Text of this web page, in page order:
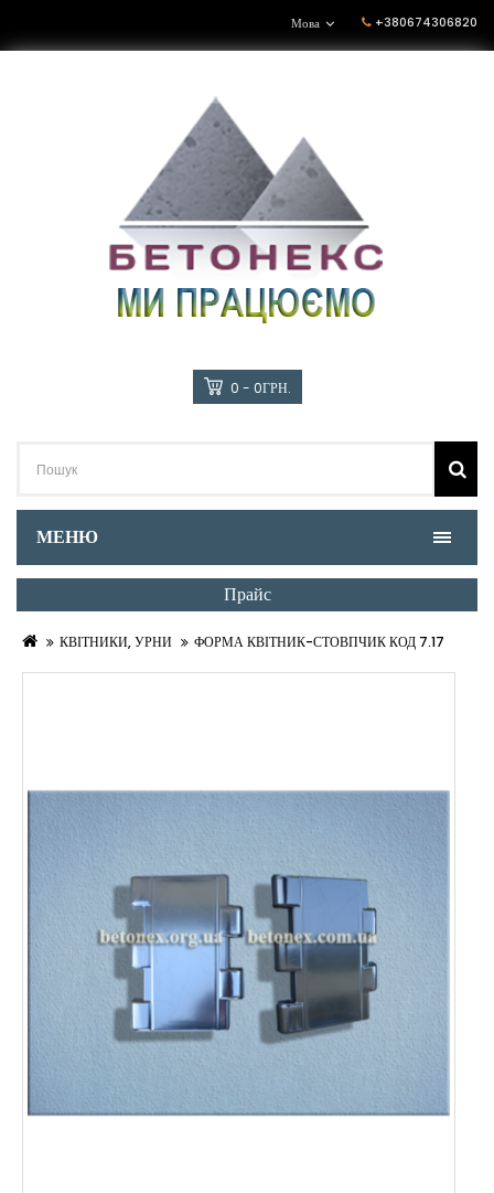
+380674306820
Мова
0 - 0ГРН.
МЕНЮ
Прайс
КВІТНИКИ, УРНИ ФОРМА КВІТНИК-СТОВПЧИК КОД 7.17